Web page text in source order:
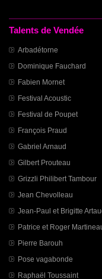
Talents de Vendée
Arbadétorne
Dominique Fauchard
Fabien Mornet
Festival Acoustic
Festival de Poupet
François Praud
Gabriel Arnaud
Gilbert Prouteau
Grizzli Philibert Tambour
Jean Chevolleau
Jean-Paul et Brigitte
Patrice et Roger
Pierre Barouh
Pose vagabonde
Raphaël Toussaint